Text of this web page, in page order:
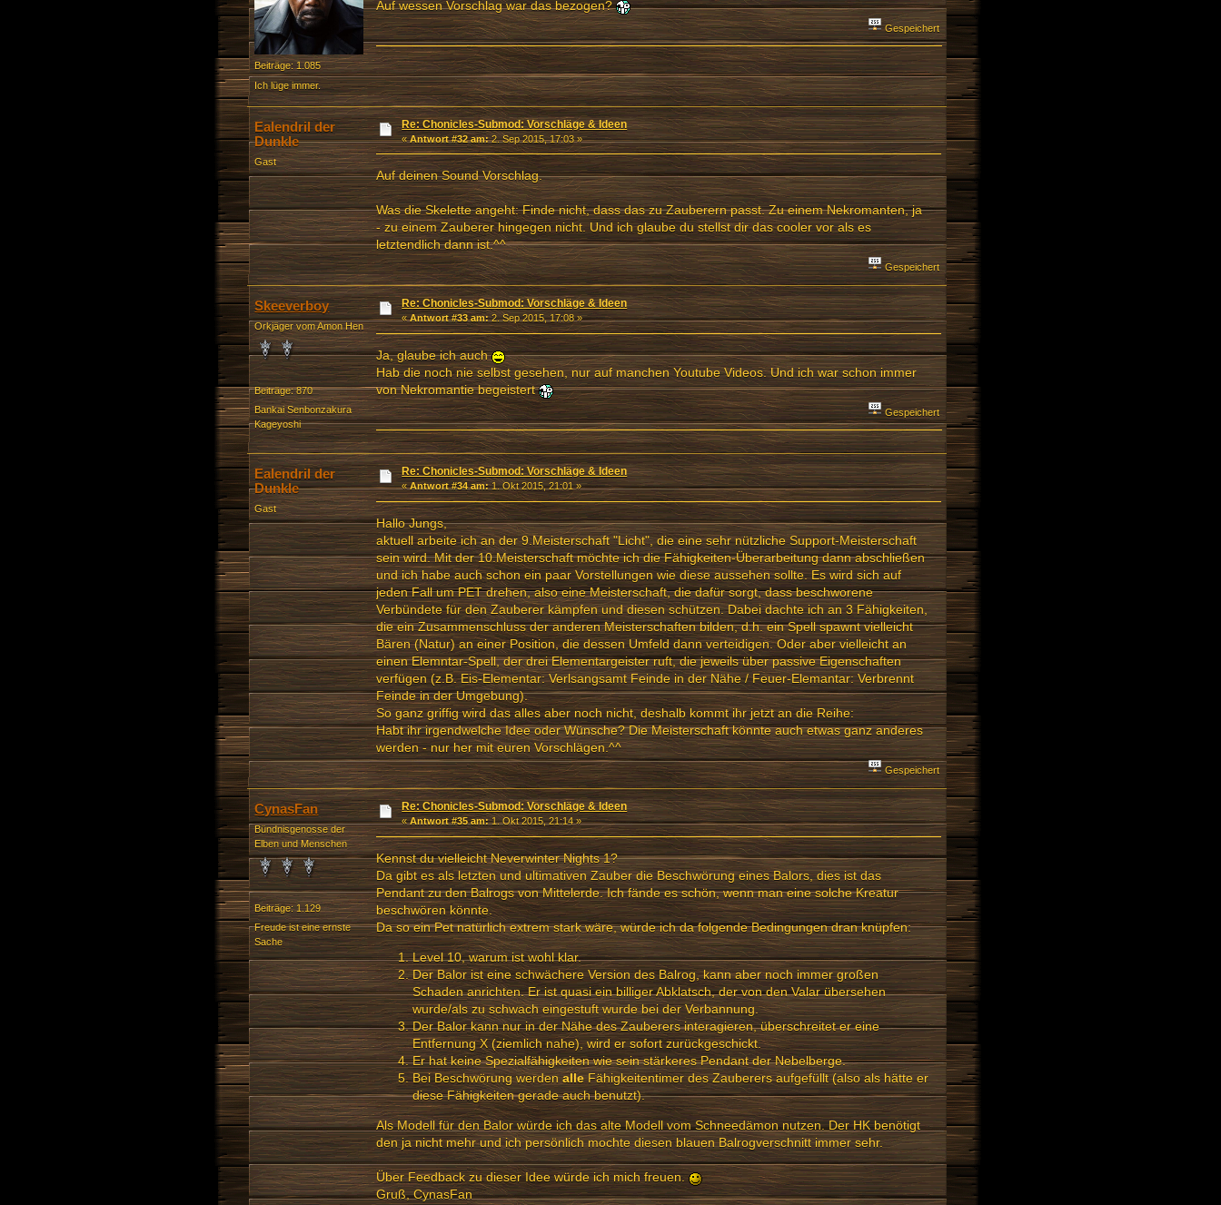
Beiträge: 1.085
Ich lüge immer.
Auf wessen Vorschlag war das bezogen?
Gespeichert
Ealendril der
Dunkle
Gast
Re: Chonicles-Submod: Vorschläge & Ideen
«Antwort #32 am:2. Sep 2015, 17:03 »
Auf deinen Sound Vorschlag.
Was die Skelette angeht: Finde nicht, dass das zu Zauberern passt. Zu einem Nekromanten, ja
- zu einem Zauberer hingegen nicht. Und ich glaube du stellst dir das cooler vor als es
letztendlich dann ist.^^
Gespeichert
Skeeverboy
Orkjäger vom Amon Hen
Beiträge: 870
Bankai Senbonzakura
Kageyoshi
Re: Chonicles-Submod: Vorschläge & Ideen
«Antwort #33 am:2. Sep 2015, 17:08 »
Ja, glaube ich auch
Hab die noch nie selbst gesehen, nur auf manchen Youtube Videos. Und ich war schon immer
von Nekromantie begeistert
Gespeichert
Ealendril der
Dunkle
Gast
Re: Chonicles-Submod: Vorschläge & Ideen
«Antwort #34 am:1. Okt 2015, 21:01 »
Hallo Jungs,
aktuell arbeite ich an der 9.Meisterschaft "Licht", die eine sehr nützliche Support-Meisterschaft
sein wird. Mit der 10.Meisterschaft möchte ich die Fähigkeiten-Überarbeitung dann abschließen
und ich habe auch schon ein paar Vorstellungen wie diese aussehen sollte. Es wird sich auf
jeden Fall um PET drehen, also eine Meisterschaft, die dafür sorgt, dass beschworene
Verbündete für den Zauberer kämpfen und diesen schützen. Dabei dachte ich an 3 Fähigkeiten,
die ein Zusammenschluss der anderen Meisterschaften bilden, d.h. ein Spell spawnt vielleicht
Bären (Natur) an einer Position, die dessen Umfeld dann verteidigen. Oder aber vielleicht an
einen Elemntar-Spell, der drei Elementargeister ruft, die jeweils über passive Eigenschaften
verfügen (z.B. Eis-Elementar: Verlsangsamt Feinde in der Nähe / Feuer-Elemantar: Verbrennt
Feinde in der Umgebung).
So ganz griffig wird das alles aber noch nicht, deshalb kommt ihr jetzt an die Reihe:
Habt ihr irgendwelche Idee oder Wünsche? Die Meisterschaft könnte auch etwas ganz anderes
werden - nur her mit euren Vorschlägen.^^
Gespeichert
CynasFan
Bündnisgenosse der
Elben und Menschen
Beiträge: 1.129
Freude ist eine ernste
Sache
Re: Chonicles-Submod: Vorschläge & Ideen
«Antwort #35 am:1. Okt 2015, 21:14 »
Kennst du vielleicht Neverwinter Nights 1?
Da gibt es als letzten und ultimativen Zauber die Beschwörung eines Balors, dies ist das
Pendant zu den Balrogs von Mittelerde. Ich fände es schön, wenn man eine solche Kreatur
beschwören könnte.
Da so ein Pet natürlich extrem stark wäre, würde ich da folgende Bedingungen dran knüpfen:
Level 10, warum ist wohl klar.
Der Balor ist eine schwächere Version des Balrog, kann aber noch immer großen
Schaden anrichten. Er ist quasi ein billiger Abklatsch, der von den Valar übersehen
wurde/als zu schwach eingestuft wurde bei der Verbannung.
Der Balor kann nur in der Nähe des Zauberers interagieren, überschreitet er eine
Entfernung X (ziemlich nahe), wird er sofort zurückgeschickt.
Er hat keine Spezialfähigkeiten wie sein stärkeres Pendant der Nebelberge.
Bei Beschwörung werdenalleFähigkeitentimer des Zauberers aufgefüllt (also als hätte er
diese Fähigkeiten gerade auch benutzt).
Als Modell für den Balor würde ich das alte Modell vom Schneedämon nutzen. Der HK benötigt
den ja nicht mehr und ich persönlich mochte diesen blauen Balrogverschnitt immer sehr.
Über Feedback zu dieser Idee würde ich mich freuen.
Gruß, CynasFan